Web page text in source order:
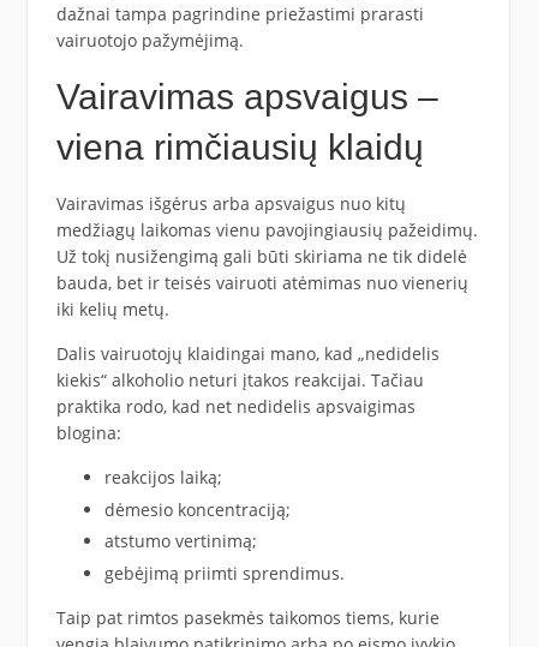
dažnai tampa pagrindine priežastimi prarasti
vairuotojo pažymėjimą.
Vairavimas apsvaigus –
viena rimčiausių klaidų
Vairavimas išgėrus arba apsvaigus nuo kitų
medžiagų laikomas vienu pavojingiausių pažeidimų.
Už tokį nusižengimą gali būti skiriama ne tik didelė
bauda, bet ir teisės vairuoti atėmimas nuo vienerių
iki kelių metų.
Dalis vairuotojų klaidingai mano, kad „nedidelis
kiekis“ alkoholio neturi įtakos reakcijai. Tačiau
praktika rodo, kad net nedidelis apsvaigimas
blogina:
reakcijos laiką;
dėmesio koncentraciją;
atstumo vertinimą;
gebėjimą priimti sprendimus.
Taip pat rimtos pasekmės taikomos tiems, kurie